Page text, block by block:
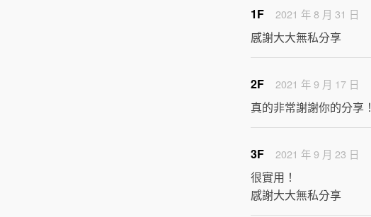
1F 2021 年 8 月 31 日
感謝大大無私分享
2F 2021 年 9 月 17 日
真的非常謝謝你的分享！
3F 2021 年 9 月 23 日
很實用！
感謝大大無私分享